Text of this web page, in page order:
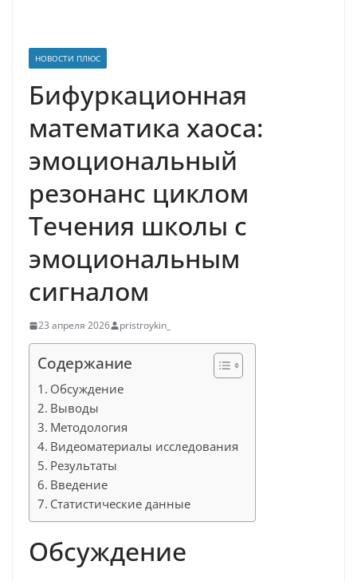
НОВОСТИ ПЛЮС
Бифуркационная
математика хаоса:
эмоциональный
резонанс циклом
Течения школы с
эмоциональным
сигналом
23 апреля 2026 pristroykin_
Содержание
Обсуждение
Выводы
Методология
Видеоматериалы исследования
Результаты
Введение
Статистические данные
Обсуждение